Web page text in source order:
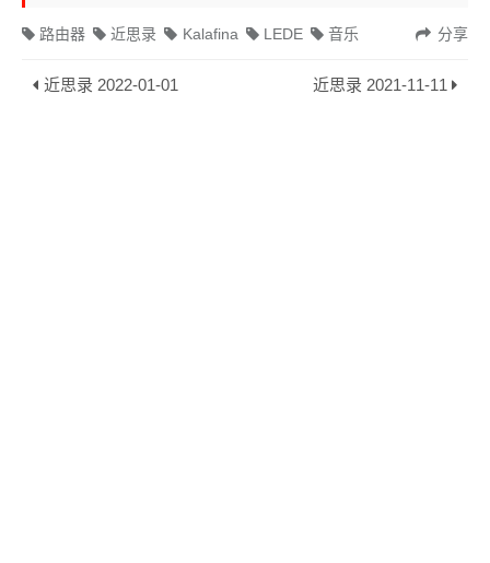
分享
路由器 近思录 Kalafina LEDE 音乐
近思录 2022-01-01 近思录 2021-11-11